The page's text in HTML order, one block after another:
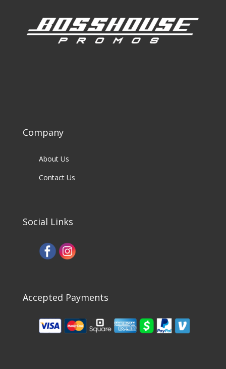
Company
About Us
Contact Us
Social Links
Accepted Payments